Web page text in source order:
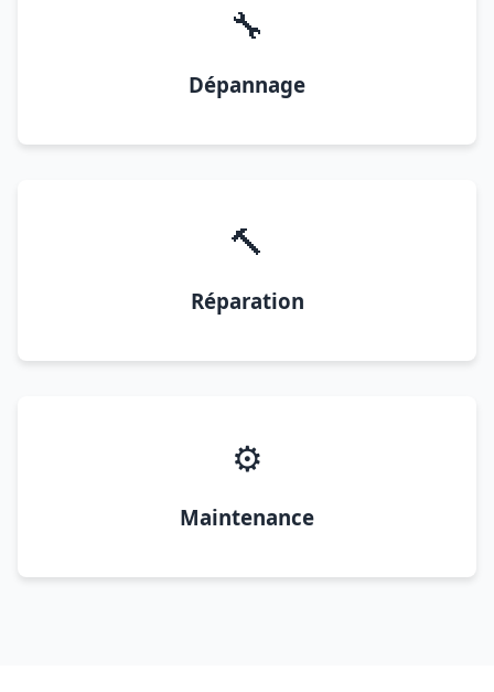
🔧
Dépannage
🔨
Réparation
⚙️
Maintenance